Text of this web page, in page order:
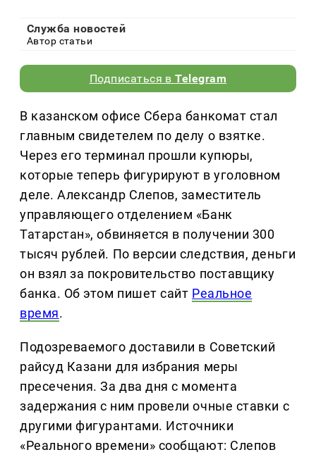
Служба новостей
Автор статьи
Подписаться вTelegram
В казанском офисе Сбера банкомат стал
главным свидетелем по делу о взятке.
Через его терминал прошли купюры,
которые теперь фигурируют в уголовном
деле. Александр Слепов, заместитель
управляющего отделением «Банк
Татарстан», обвиняется в получении 300
тысяч рублей. По версии следствия, деньги
он взял за покровительство поставщику
банка. Об этом пишет сайт Реальное
время.
Подозреваемого доставили в Советский
райсуд Казани для избрания меры
пресечения. За два дня с момента
задержания с ним провели очные ставки с
другими фигурантами. Источники
«Реального времени» сообщают: Слепов